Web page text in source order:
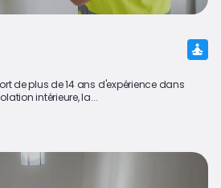
de plus de 14 ans d'expérience dans
intérieure, la...